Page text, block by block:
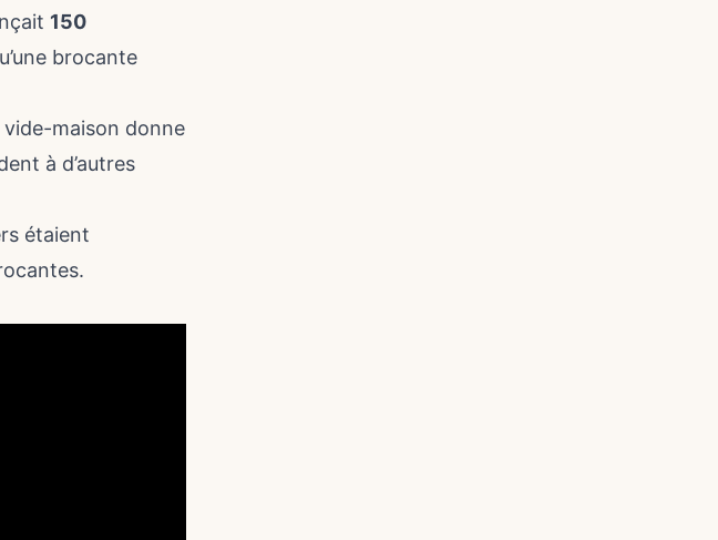
150
brocante
maison donne
à d’autres
étaient